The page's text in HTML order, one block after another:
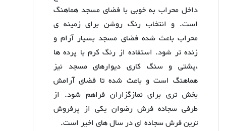
داخل محراب به خوبی با فضای مسجد هماهنگ
است. و انتخاب رنگ روشن برای زمینه ی
محراب باعث شده فضای مسجد بسیار آرام و
زنده تر شود. استفاده از رنگ کرم با پرده ها
،پشتی و سنگ کاری دیوارهای مسجد نیز
هماهنگ است و باعث شده تا فضای آرامش
بخش تری برای نمازگزاران فراهم شود. از
طرفی سجاده فرش رضوان یکی از پرفروش
ترین فرش سجاده ای در سال های اخیر است.